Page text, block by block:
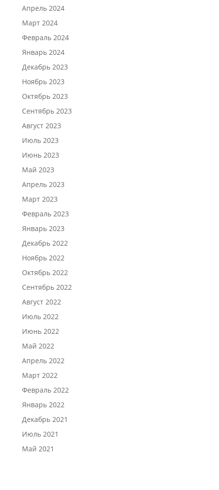
Апрель 2024
Март 2024
Февраль 2024
Январь 2024
Декабрь 2023
Ноябрь 2023
Октябрь 2023
Сентябрь 2023
Август 2023
Июль 2023
Июнь 2023
Май 2023
Апрель 2023
Март 2023
Февраль 2023
Январь 2023
Декабрь 2022
Ноябрь 2022
Октябрь 2022
Сентябрь 2022
Август 2022
Июль 2022
Июнь 2022
Май 2022
Апрель 2022
Март 2022
Февраль 2022
Январь 2022
Декабрь 2021
Июль 2021
Май 2021